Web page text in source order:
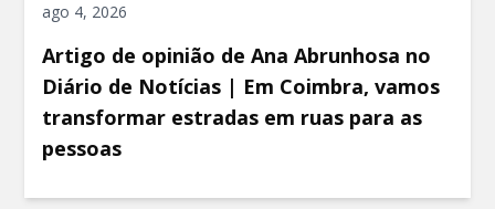
ago 4, 2026
Artigo de opinião de Ana Abrunhosa no
Diário de Notícias | Em Coimbra, vamos
transformar estradas em ruas para as
pessoas